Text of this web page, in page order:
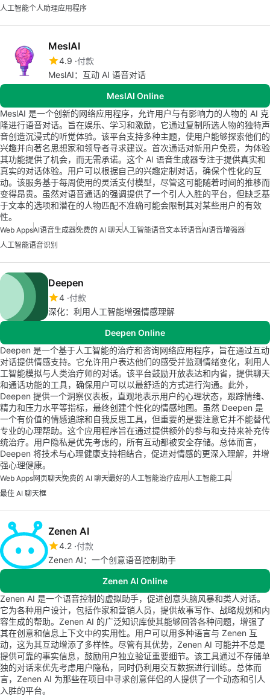
人工智能个人助理应用程序
MeslAI
4.9 付款
MeslAI：互动 AI 语音对话
MeslAI Online
MeslAI 是一个创新的网络应用程序，允许用户与有影响力的人物的 AI 克
隆进行语音对话。旨在娱乐、学习和激励，它通过复制所选人物的独特声
音创造沉浸式的听觉体验。该平台支持多种主题，使用户能够探索他们的
兴趣并向著名思想家和领导者寻求建议。首次通话对新用户免费，为体验
其功能提供了机会，而无需承诺。这个 AI 语音生成器专注于提供真实和
真实的对话体验。用户可以根据自己的兴趣定制对话，确保个性化的互
动。该服务基于每周使用的灵活支付模型，尽管这可能随着时间的推移而
变得昂贵。虽然对语音通话的强调提供了一个引人入胜的平台，但缺乏基
于文本的选项和潜在的人物匹配不准确可能会限制其对某些用户的有效
性。
Web AppsAI语音生成器免费的 AI 聊天人工智能语音文本转语音AI语音增强器
人工智能语音识别
Deepen
4 付款
深化：利用人工智能增强情感理解
Deepen Online
Deepen 是一个基于人工智能的治疗和咨询网络应用程序，旨在通过互动
对话提供情感支持。它允许用户表达他们的感受并监测情绪变化，利用人
工智能模拟与人类治疗师的对话。该平台鼓励开放表达和内省，提供聊天
和通话功能的工具，确保用户可以以最舒适的方式进行沟通。此外，
Deepen 提供一个洞察仪表板，直观地表示用户的心理状态，跟踪情绪、
精力和压力水平等指标，最终创建个性化的情感地图。虽然 Deepen 是
一个有价值的情感追踪和自我反思工具，但重要的是要注意它并不能替代
专业的心理帮助。这个应用程序旨在通过提供额外的参与和支持来补充传
统治疗。用户隐私是优先考虑的，所有互动都被安全存储。总体而言，
Deepen 将技术与心理健康支持相结合，促进对情感的更深入理解，并增
强心理健康。
Web Apps网页聊天免费的 AI 聊天最好的人工智能治疗应用人工智能工具
最佳 AI 聊天框
Zenen AI
4.2 付款
Zenen AI：一个创意语音控制助手
Zenen AI Online
Zenen AI 是一个语音控制的虚拟助手，促进创意头脑风暴和类人对话。
它为各种用户设计，包括作家和营销人员，提供故事写作、战略规划和内
容生成的帮助。Zenen AI 的广泛知识库使其能够回答各种问题，增强了
其在创意和信息上下文中的实用性。用户可以用多种语言与 Zenen 互
动，这为其互动增添了多样性。尽管有其优势，Zenen AI 可能并不总是
提供可靠的事实信息，鼓励用户独立验证重要细节。该工具通过不存储单
独的对话来优先考虑用户隐私，同时仍利用交互数据进行训练。总体而
言，Zenen AI 为那些在项目中寻求创意伴侣的人提供了一个动态和引人
入胜的平台。